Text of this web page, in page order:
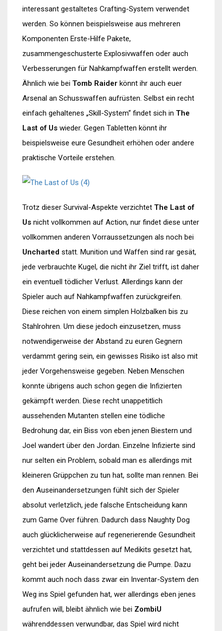
interessant gestaltetes Crafting-System verwendet
werden. So können beispielsweise aus mehreren
Komponenten Erste-Hilfe Pakete,
zusammengeschusterte Explosivwaffen oder auch
Verbesserungen für Nahkampfwaffen erstellt werden.
Ähnlich wie bei Tomb Raider könnt ihr auch euer
Arsenal an Schusswaffen aufrüsten. Selbst ein recht
einfach gehaltenes „Skill-System“ findet sich in The
Last of Us wieder. Gegen Tabletten könnt ihr
beispielsweise eure Gesundheit erhöhen oder andere
praktische Vorteile erstehen.
Trotz dieser Survival-Aspekte verzichtet The Last of
Us nicht vollkommen auf Action, nur findet diese unter
vollkommen anderen Vorraussetzungen als noch bei
Uncharted statt. Munition und Waffen sind rar gesät,
jede verbrauchte Kugel, die nicht ihr Ziel trifft, ist daher
ein eventuell tödlicher Verlust. Allerdings kann der
Spieler auch auf Nahkampfwaffen zurückgreifen.
Diese reichen von einem simplen Holzbalken bis zu
Stahlrohren. Um diese jedoch einzusetzen, muss
notwendigerweise der Abstand zu euren Gegnern
verdammt gering sein, ein gewisses Risiko ist also mit
jeder Vorgehensweise gegeben. Neben Menschen
konnte übrigens auch schon gegen die Infizierten
gekämpft werden. Diese recht unappetitlich
aussehenden Mutanten stellen eine tödliche
Bedrohung dar, ein Biss von eben jenen Biestern und
Joel wandert über den Jordan. Einzelne Infizierte sind
nur selten ein Problem, sobald man es allerdings mit
kleineren Grüppchen zu tun hat, sollte man rennen. Bei
den Auseinandersetzungen fühlt sich der Spieler
absolut verletzlich, jede falsche Entscheidung kann
zum Game Over führen. Dadurch dass Naughty Dog
auch glücklicherweise auf regenerierende Gesundheit
verzichtet und stattdessen auf Medikits gesetzt hat,
geht bei jeder Auseinandersetzung die Pumpe. Dazu
kommt auch noch dass zwar ein Inventar-System den
Weg ins Spiel gefunden hat, wer allerdings eben jenes
aufrufen will, bleibt ähnlich wie bei ZombiU
währenddessen verwundbar, das Spiel wird nicht